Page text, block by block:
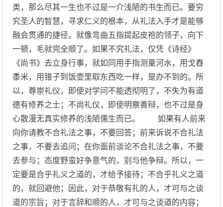
类，那么尽其一生也不过是一介浅陋的书生而已。要穷
究圣人的智慧，寻求仁义的根本，从礼法入手才是能够
融会贯通的捷径。就像弯曲五指提起皮袍的领子，向下
一顿，毛就完全顺了。如果不究礼法，仅凭《诗经》
《尚书》去立身行事，就如同用手指测量河水，用戈舂
黍米，用锥子到饭壶里取东西吃一样，是办不到的。所
以，尊崇礼仪，即使对学问不能透彻明了，不失为有道
德有修养之士；不尚礼仪，即使明察善辩，也不过是身
心散漫无真实修养的浅陋儒生而已。 如果有人前来
向你请教不合礼法之事，不要回答；前来诉说不合礼法
之事，不要去追问；在你面前谈论不合礼法之事，不要
去参与；态度野蛮好争意气的，别与他争辩。所以，一
定要是合乎礼义之道的，才给予接待；不合乎礼义之道
的，就回避他；因此，对于恭敬有礼的人，才可与之谈
道的宗旨；对于言辞和顺的人，才可与之谈道的内容；